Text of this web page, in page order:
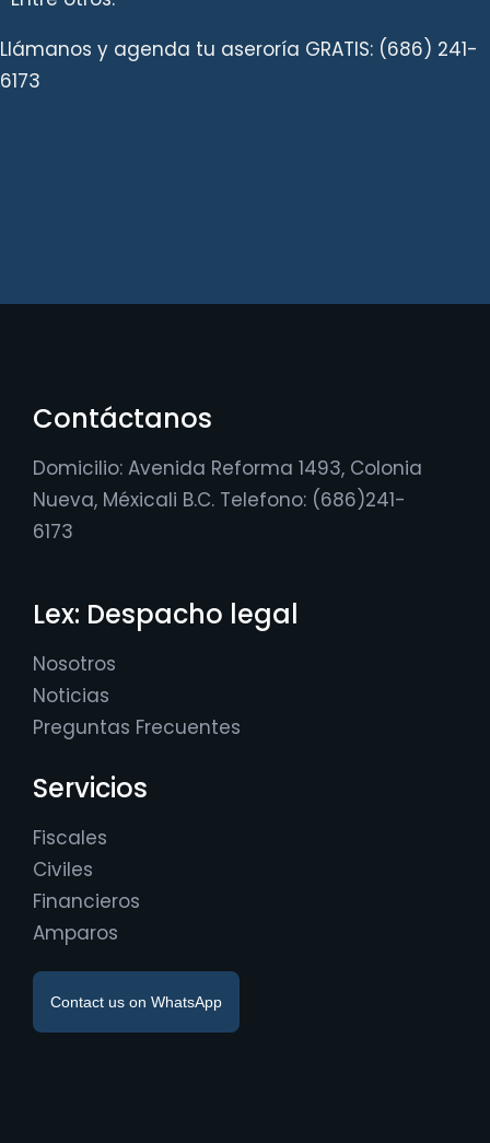
Llámanos y agenda tu aseroría GRATIS: (686) 241-
6173
Contáctanos
Domicilio: Avenida Reforma 1493, Colonia
Nueva, Méxicali B.C. Telefono: (686)241-
6173
Lex: Despacho legal
Nosotros
Noticias
Preguntas Frecuentes
Servicios
Fiscales
Civiles
Financieros
Amparos
Contact us on WhatsApp